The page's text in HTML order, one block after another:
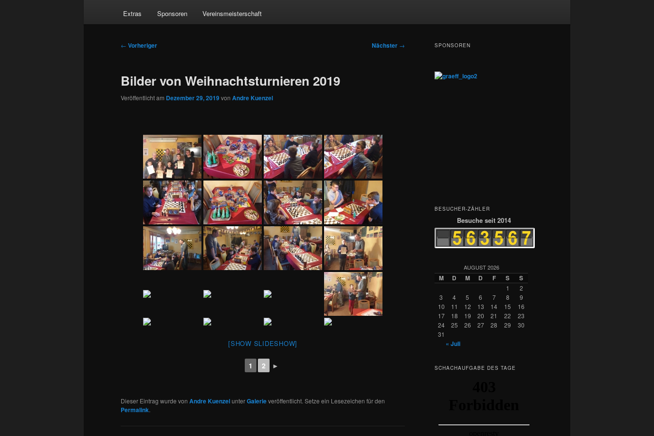
Extras Sponsoren Vereinsmeisterschaft
Beitragsnavigation
← Vorheriger Nächster →
Bilder von Weihnachtsturnieren 2019
Veröffentlicht am Dezember 29, 2019von Andre Kuenzel
[SHOW SLIDESHOW]
1 2 ►
Dieser Eintrag wurde von Andre KuenzelunterGalerieveröffentlicht. Setze ein Lesezeichen für den
Permalink.
SPONSOREN
BESUCHER-ZÄHLER
Besuche seit 2014
AUGUST 2026
M D M D F S S
1
2
3
4 5 6 7 8
9
10
11 12 13 14 15
16
17
18 19 20 21 22
23
24
25 26 27 28 29
30
31
« Juli
SCHACHAUFGABE DES TAGE